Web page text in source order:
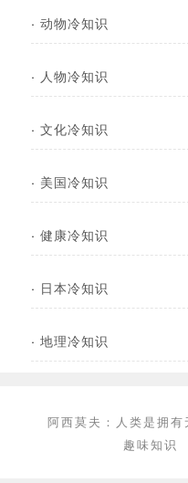
· 动物冷知识
· 人物冷知识
· 文化冷知识
· 美国冷知识
· 健康冷知识
· 日本冷知识
· 地理冷知识
阿西莫夫：人类是拥有
趣味知识